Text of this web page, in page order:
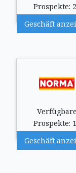
Prospekte:
Geschäft
Verfügbare
Prospekte:
Geschäft